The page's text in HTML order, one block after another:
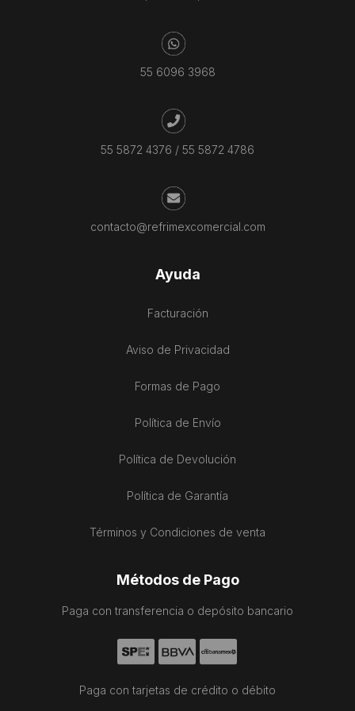
55 6096 3968
55 5872 4376 / 55 5872 4786
contacto@refrimexcomercial.com
Ayuda
Facturación
Aviso de Privacidad
Formas de Pago
Política de Envío
Política de Devolución
Política de Garantía
Términos y Condiciones de venta
Métodos de Pago
Paga con transferencia o depósito bancario
Paga con tarjetas de crédito o débito